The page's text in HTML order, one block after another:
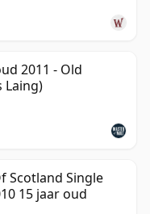
2011 - Old
Laing)
Scotland Single
15 jaar oud